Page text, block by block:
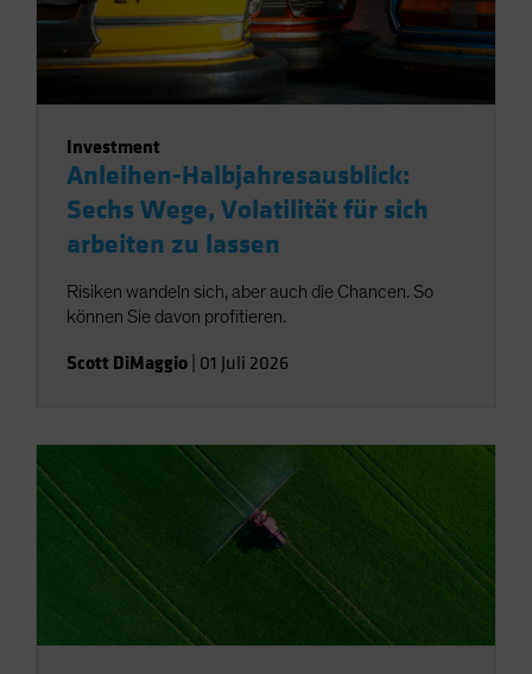
Investment
Anleihen-Halbjahresausblick:
Sechs Wege, Volatilität für sich
arbeiten zu lassen
Risiken wandeln sich, aber auch die Chancen. So
können Sie davon profitieren.
Scott DiMaggio 01 Juli 2026